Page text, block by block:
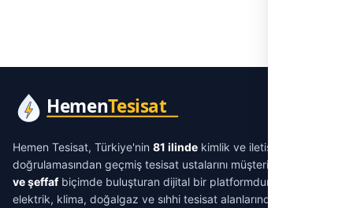
Hemen Tesisat, Türkiye'nin 81 ilinde kimlik ve iletişim
doğrulamasından geçmiş tesisat ustalarını müşterilerle
ve şeffafbiçimde buluşturan dijital bir platformdur. Su tesisatı,
elektrik, klima, doğalgaz ve sıhhi tesisat alanlarında ihtiyacınıza